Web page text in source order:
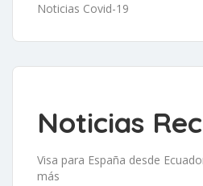
Noticias Covid-19
Noticias
Visa para España desde
más